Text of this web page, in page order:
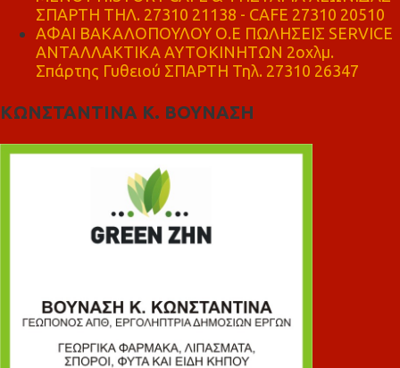
ΣΠΑΡΤΗ ΤΗΛ. 27310 21138 - CAFE 27310 20510
ΑΦΑΙ ΒΑΚΑΛΟΠΟΥΛΟΥ Ο.Ε ΠΩΛΗΣΕΙΣ SERVICE
ΑΝΤΑΛΛΑΚΤΙΚΑ ΑΥΤΟΚΙΝΗΤΩΝ 2οχλμ.
Σπάρτης Γυθειού ΣΠΑΡΤΗ Τηλ. 27310 26347
ΚΩΝΣΤΑΝΤΙΝΑ Κ. ΒΟΥΝΑΣΗ